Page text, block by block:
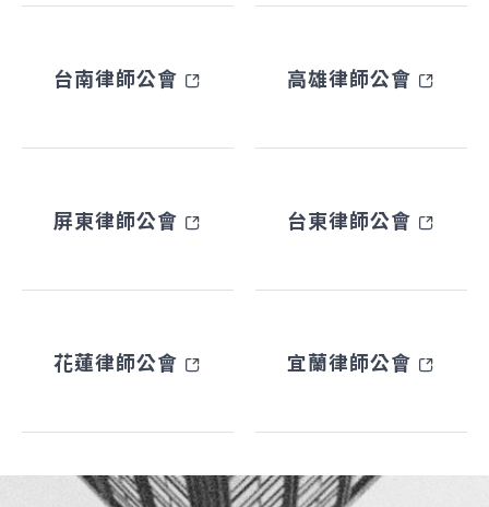
台南律師公會 高雄律師公會
屏東律師公會 台東律師公會
花蓮律師公會 宜蘭律師公會